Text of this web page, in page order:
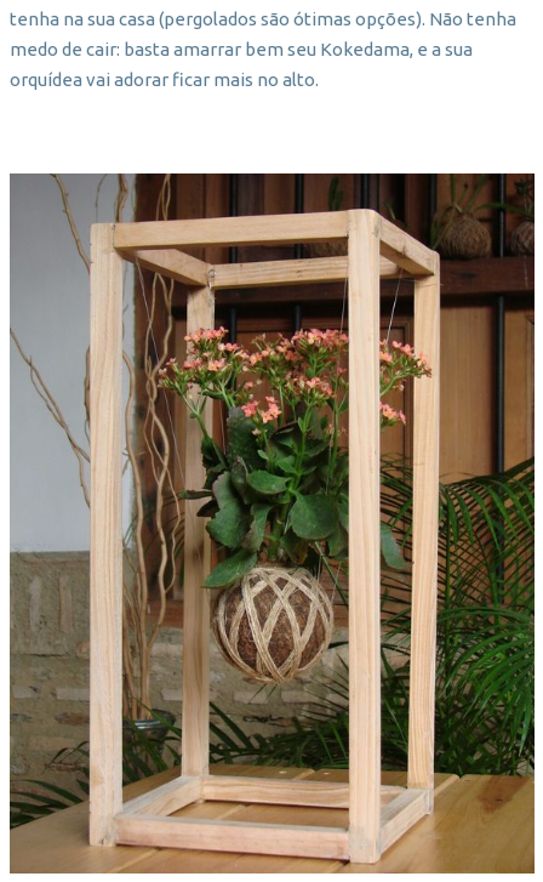
tenha na sua casa (pergolados são ótimas opções). Não tenha
medo de cair: basta amarrar bem seu Kokedama, e a sua
orquídea vai adorar ficar mais no alto.